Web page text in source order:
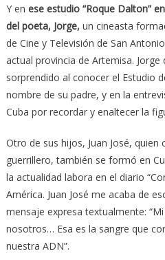
Y en ese estudio “Roque Dalton”
del poeta, Jorge, un cineasta
de Cine y Televisión de San
actual provincia de Artemisa.
sorprendido al conocer el Estudio
nombre de su padre, y en la
Cuba por recordar y enaltecer la
Otro de sus hijos, Juan José,
guerrillero, también se formó en
la actualidad labora en el diario
América. Juan José me acaba de
mensaje expresa textualmente:
nosotros… Esa es la sangre que
nuestra ADN”.